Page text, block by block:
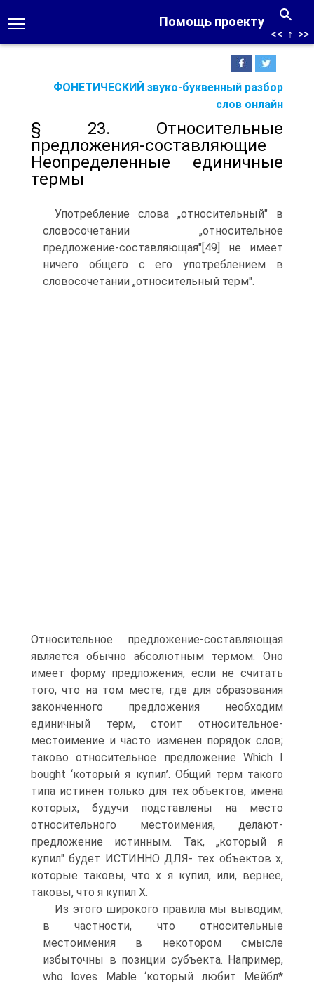
Помощь проекту
ФОНЕТИЧЕСКИЙ звуко-буквенный разбор
слов онлайн
<< ↑ >>
§ 23. Относительные
предложения-составляющие
Неопределенные единичные
термы
Употребление слова „относительный" в
словосочетании „отно­сительное
предложение-составляющая"[49] не имеет
ничего общего с его употреблением в
словосочетании „относительный терм".
Относительное предложение-составляющая
является обычно аб­солютным термом. Оно
имеет форму предложения, если не счи­тать
того, что на том месте, где для образования
законченного предложения необходим
единичный терм, стоит относительное-
местоимение и часто изменен порядок слов;
таково относительное предложение Which I
bought ‘который я купил’. Общий терм та­кого
типа истинен только для тех объектов, имена
которых, буду­чи подставлены на место
относительного местоимения, делают-
предложение истинным. Так, „который я
купил" будет ИСТИННО ДЛЯ- тех объектов х,
которые таковы, что х я купил, или, вернее,
тако­вы, что я купил X.
Из этого широкого правила мы выводим,
в частности, что от­носительные
местоимения в некотором смысле
избыточны в пози­ции субъекта. Например,
who loves Mable ‘который любит Мейбл*